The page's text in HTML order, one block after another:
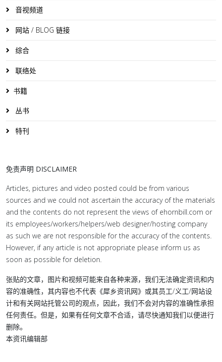
音视频道
网站 / BLOG 链接
综合
联络处
书籍
丛书
特刊
免责声明 DISCLAIMER
Articles, pictures and video posted could be from various
sources and we could not ascertain the accuracy of the materials
and the contents do not represent the views of ehornbill.com or
its employees/workers/helpers/web designer/hosting company
as such we are not responsible for the accuracy of the contents.
However, if any article is not appropriate please inform us as
soon as possible for deletion.
张贴的文章，图片和视频可能来自各种来源，我们无法确定资讯和内
容的准确性，其内容也不代表《犀乡资讯网》或其员工/义工/网站设
计和有关网站托管公司的观点，因此，我们不会对内容的准确性承担
任何责任。但是，如果有任何文章不合适，请尽快通知我们以便进行
删除。
本资讯编辑部